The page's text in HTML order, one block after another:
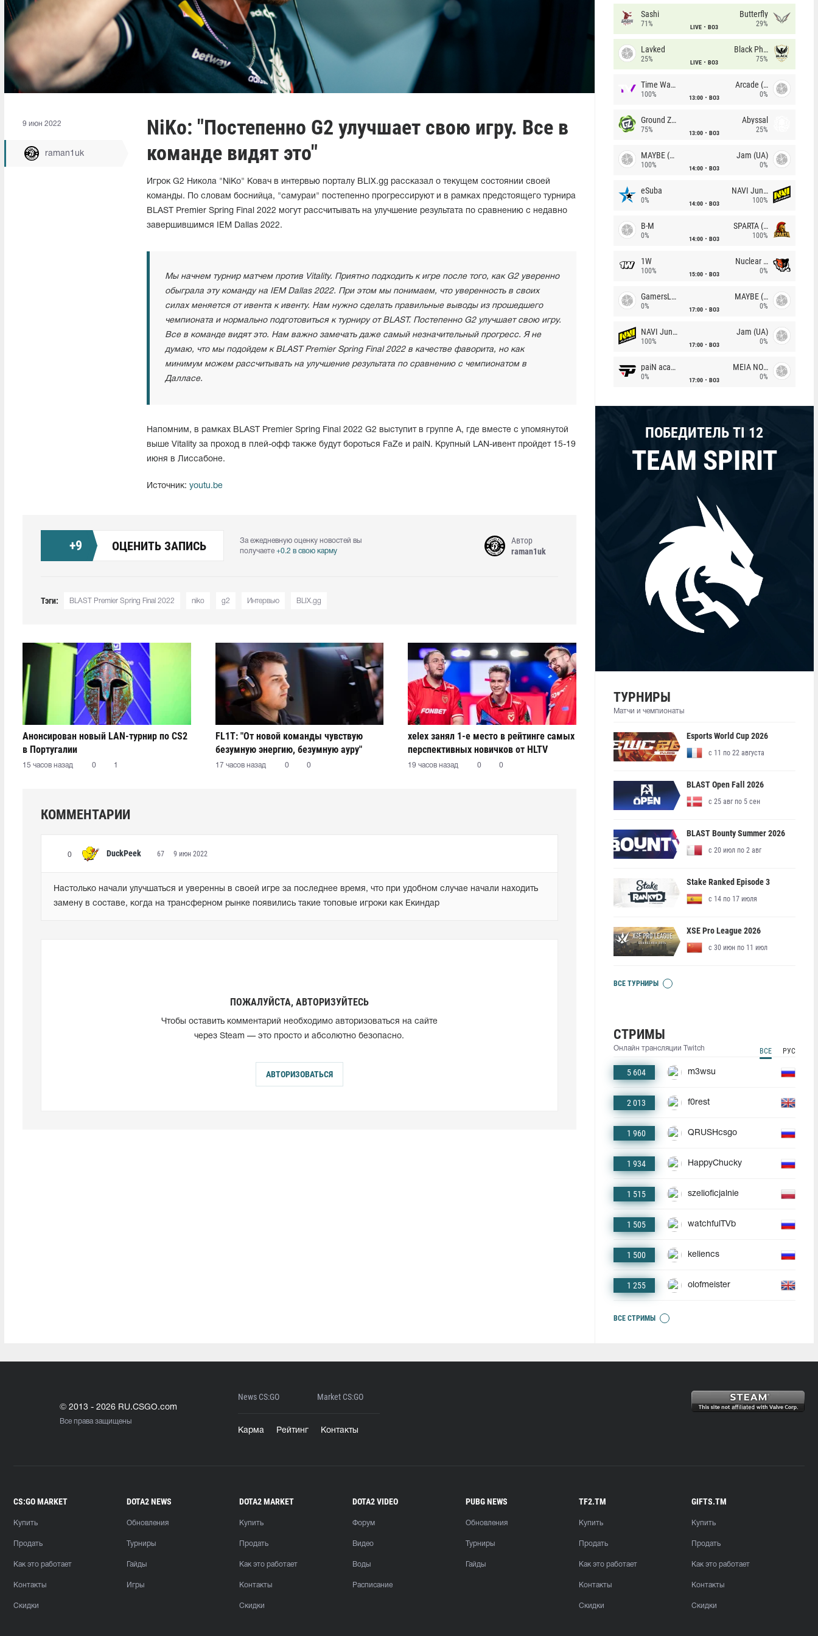
9 июн 2022
raman1uk
NiKo: "Постепенно G2 улучшает свою игру. Все в
команде видят это"
Игрок G2 Никола "NiKo" Ковач в интервью порталу BLIX.gg рассказал о текущем состоянии своей
команды. По словам боснийца, "самураи" постепенно прогрессируют и в рамках предстоящего турнира
BLAST Premier Spring Final 2022 могут рассчитывать на улучшение результата по сравнению с недавно
завершившимся IEM Dallas 2022.
Мы начнем турнир матчем против Vitality. Приятно подходить к игре после того, как G2 уверенно
обыграла эту команду на IEM Dallas 2022. При этом мы понимаем, что уверенность в своих
силах меняется от ивента к ивенту. Нам нужно сделать правильные выводы из прошедшего
чемпионата и нормально подготовиться к турниру от BLAST. Постепенно G2 улучшает свою игру.
Все в команде видят это. Нам важно замечать даже самый незначительный прогресс. Я не
думаю, что мы подойдем к BLAST Premier Spring Final 2022 в качестве фаворита, но как
минимум можем рассчитывать на улучшение результата по сравнению с чемпионатом в
Далласе.
Напомним, в рамках BLAST Premier Spring Final 2022 G2 выступит в группе A, где вместе с упомянутой
выше Vitality за проход в плей-офф также будут бороться FaZe и paiN. Крупный LAN-ивент пройдет 15-19
июня в Лиссабоне.
Источник: youtu.be
+9 ОЦЕНИТЬ ЗАПИСЬ
За ежедневную оценку новостей вы
получаете +0.2 в свою карму
Автор
raman1uk
Тэги: BLAST Premier Spring Final 2022 niko g2 Интервью BLIX.gg
Анонсирован новый LAN-турнир по CS2
в Португалии
15 часов назад 0 1
FL1T: "От новой команды чувствую
безумную энергию, безумную ауру"
17 часов назад 0 0
xelex⁠ занял 1-е место в рейтинге самых
перспективных новичков от HLTV
19 часов назад 0 0
КОММЕНТАРИИ
0 DuckPeek 67 9 июн 2022
Настолько начали улучшаться и уверенны в своей игре за последнее время, что при удобном случае начали находить
замену в составе, когда на трансферном рынке появились такие топовые игроки как Екиндар
ПОЖАЛУЙСТА, АВТОРИЗУЙТЕСЬ
Чтобы оставить комментарий необходимо авторизоваться на сайте
через Steam — это просто и абсолютно безопасно.
АВТОРИЗОВАТЬСЯ
Sashi
71% LIVE BO3
Butterfly
29%
Lavked
25% LIVE BO3
Black Phoenix
75%
Time Waves
100% 13:00 BO3
Arcade (AU)
0%
Ground Zero
75% 13:00 BO3
Abyssal
25%
MAYBE (UA)
100% 14:00 BO3
Jam (UA)
0%
eSuba
0% 14:00 BO3
NAVI Junior
100%
B-M
0% 14:00 BO3
SPARTA (RU)
100%
1W
100% 15:00 BO3
Nuclear TigeRES
0%
GamersLab
0% 17:00 BO3
MAYBE (UA)
0%
NAVI Junior
100% 17:00 BO3
Jam (UA)
0%
paiN academy
0% 17:00 BO3
MEIA NOITE
0%
ПОБЕДИТЕЛЬ TI 12
TEAM SPIRIT
ТУРНИРЫ
Матчи и чемпионаты
Esports World Cup 2026
с 11 по 22 августа
BLAST Open Fall 2026
с 25 авг по 5 сен
BLAST Bounty Summer 2026
с 20 июл по 2 авг
Stake Ranked Episode 3
с 14 по 17 июля
XSE Pro League 2026
с 30 июн по 11 июл
ВСЕ ТУРНИРЫ
СТРИМЫ
Онлайн трансляции Twitch ВСЕ РУС
5 604 m3wsu
2 013 f0rest
1 960 QRUSHcsgo
1 934 HappyChucky
1 515 szelioficjalnie
1 505 watchfulTVb
1 500 keliencs
1 255 olofmeister
ВСЕ СТРИМЫ
© 2013 - 2026 RU.CSGO.com
Все права защищены
News CS:GO Market CS:GO
Карма Рейтинг Контакты
CS:GO MARKET
Купить
Продать
Как это работает
Контакты
Скидки
DOTA2 NEWS
Обновления
Турниры
Гайды
Игры
DOTA2 MARKET
Купить
Продать
Как это работает
Контакты
Скидки
DOTA2 VIDEO
Форум
Видео
Воды
Расписание
PUBG NEWS
Обновления
Турниры
Гайды
TF2.TM
Купить
Продать
Как это работает
Контакты
Скидки
GIFTS.TM
Купить
Продать
Как это работает
Контакты
Скидки